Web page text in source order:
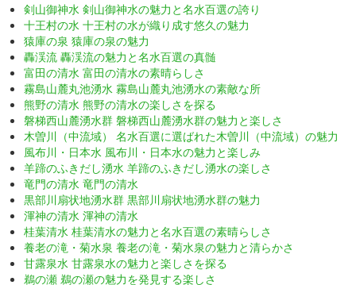
剣山御神水 剣山御神水の魅力と名水百選の誇り
十王村の水 十王村の水が織り成す悠久の魅力
猿庫の泉 猿庫の泉の魅力
轟渓流 轟渓流の魅力と名水百選の真髄
富田の清水 富田の清水の素晴らしさ
霧島山麓丸池湧水 霧島山麓丸池湧水の素敵な所
熊野の清水 熊野の清水の楽しさを探る
磐梯西山麓湧水群 磐梯西山麓湧水群の魅力と楽しさ
木曽川（中流域） 名水百選に選ばれた木曽川（中流域）の魅力
風布川・日本水 風布川・日本水の魅力と楽しみ
羊蹄のふきだし湧水 羊蹄のふきだし湧水の楽しさ
竜門の清水 竜門の清水
黒部川扇状地湧水群 黒部川扇状地湧水群の魅力
渾神の清水 渾神の清水
桂葉清水 桂葉清水の魅力と名水百選の素晴らしさ
養老の滝・菊水泉 養老の滝・菊水泉の魅力と清らかさ
甘露泉水 甘露泉水の魅力と楽しさを探る
鵜の瀬 鵜の瀬の魅力を発見する楽しさ